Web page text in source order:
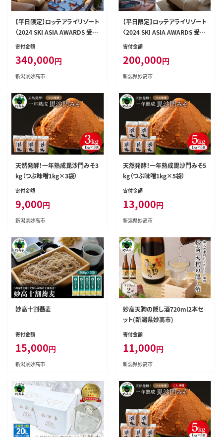
【平日限定】ロッテアライリゾート
〈2024 SKI ASIA AWARDS 受賞
記念〉ホテル・ロッジ/コーナース
寄付金額
340,000円
新潟県妙高市
【平日限定】ロッテアライリゾート
〈2024 SKI ASIA AWARDS 受賞
記念〉ホテル・ロッジ/クラブ、デ
付
寄付金額
200,000円
新潟県妙高市
天然発酵！一年熟成毘沙門みそ3
kg（つぶ味噌1kg×3袋）
寄付金額
9,000円
新潟県妙高市
天然発酵！一年熟成毘沙門みそ5
kg（つぶ味噌1kg×5袋）
寄付金額
13,000円
新潟県妙高市
妙高十割蕎麦
寄付金額
15,000円
新潟県妙高市
妙高天狗の隠し酒720ml2本セ
ット(新潟県妙高市)
寄付金額
11,000円
新潟県妙高市